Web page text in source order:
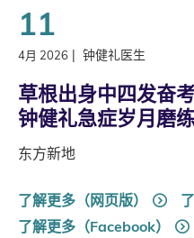
11
4月 2026 | 钟健礼医生
草根出身中四发奋
钟健礼急症岁月磨
东方新地
了解更多（网页版）
了解更多（Facebook）